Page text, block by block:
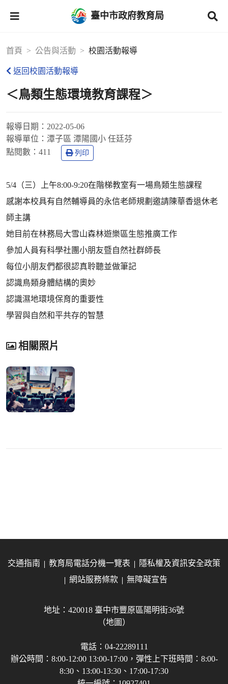
臺中市政府教育局
首頁 公告與活動 校園活動報導
返回校園活動報導
＜鳥類生態環境教育課程＞
報導日期： 2022-05-06
報導單位： 潭子區 潭陽國小 任廷芬
點閱數： 411 列印
5/4（三）上午8:00-9:20在階梯教室有一場鳥類生態課程
感謝本校具有自然輔導員的永信老師規劃邀請陳華香退休老
師主講
她目前在林務局大雪山森林遊樂區生態推廣工作
參加人員有科學社團小朋友暨自然社群師長
每位小朋友們都很認真聆聽並做筆記
認識鳥類身體結構的奧妙
認識濕地環境保育的重要性
學習與自然和平共存的智慧
相關照片
交通指南 教育局電話分機一覽表
隱私權及資訊安全政策
網站服務條款
無障礙宣告
地址：420018 臺中市豐原區陽明街36號
（地圖）
電話：04-22289111
辦公時間：8:00-12:00 13:00-17:00，彈性上下班時間：8:00-
8:30、13:00-13:30、17:00-17:30